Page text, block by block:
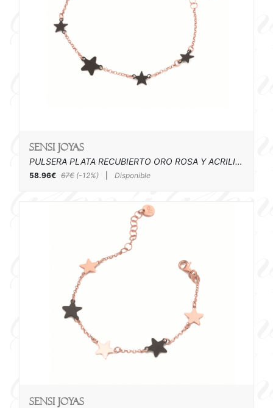
SENSI joyas
PULSERA PLATA RECUBIERTO ORO ROSA Y ACRILICO
58.96€ 67€ (-12%) Disponible
SENSI joyas